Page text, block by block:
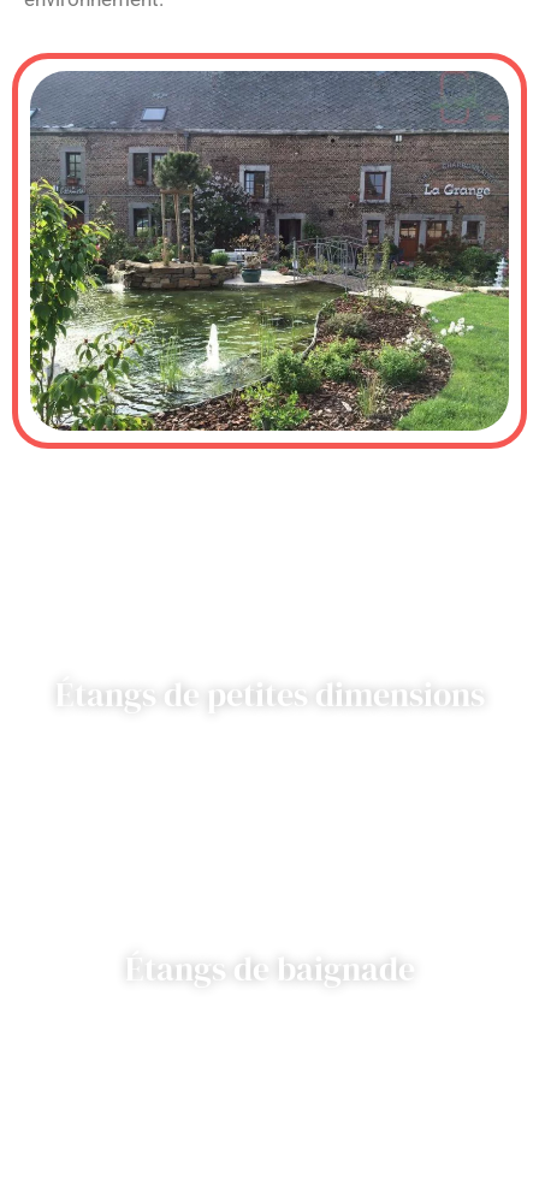
Étangs de petites dimensions
Étangs de baignade